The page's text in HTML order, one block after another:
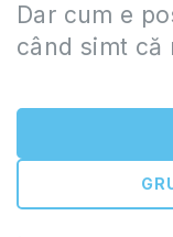
Dar cum e
când simt că